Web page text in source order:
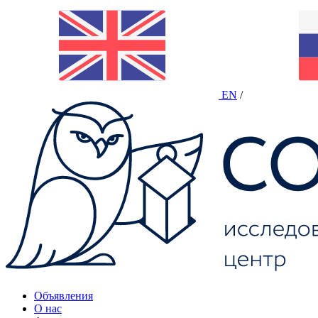
EN /
Объявления
О нас